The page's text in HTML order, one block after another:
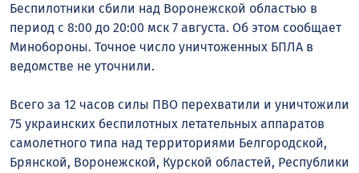
Беспилотники сбили над Воронежской областью в
период с 8:00 до 20:00 мск 7 августа. Об этом сообщает
Минобороны. Точное число уничтоженных БПЛА в
ведомстве не уточнили.
Всего за 12 часов силы ПВО перехватили и уничтожили
75 украинских беспилотных летательных аппаратов
самолетного типа над территориями Белгородской,
Брянской, Воронежской, Курской областей, Республики